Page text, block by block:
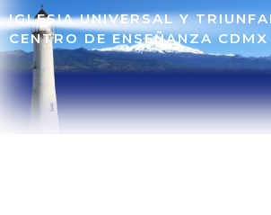
IGLESIA UNIVERSAL Y
CENTRO DE ENSEÑANZA CDMX